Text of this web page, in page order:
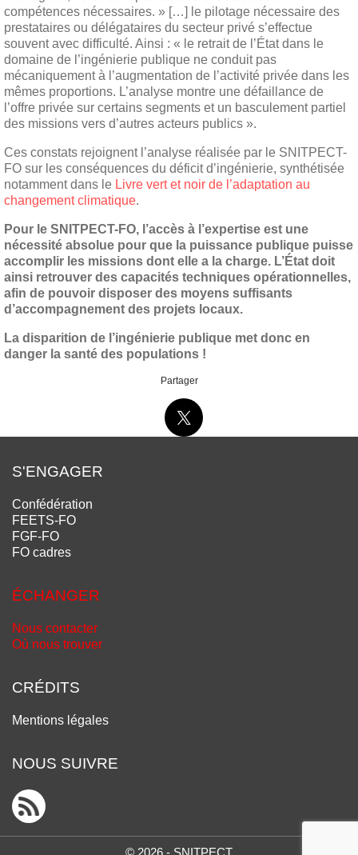
compétences nécessaires. » […] le pilotage nécessaire des
prestataires ou délégataires du secteur privé s’effectue
souvent avec difficulté. Ainsi : « le retrait de l’État dans le
domaine de l’ingénierie publique ne conduit pas
mécaniquement à l’augmentation de l’activité privée dans les
mêmes proportions. L’analyse montre une défaillance de
l’offre privée sur certains segments et un basculement partiel
des missions vers d’autres acteurs publics ».
Ces constats rejoignent l’analyse réalisée par le SNITPECT-
FO sur les conséquences du déficit d’ingénierie, synthétisée
notamment dans le Livre vert et noir de l’adaptation au
changement climatique.
Pour le SNITPECT-FO, l’accès à l’expertise est une
nécessité absolue pour que la puissance publique puisse
accomplir les missions dont elle a la charge. L’État doit
ainsi retrouver des capacités techniques opérationnelles,
afin de pouvoir disposer des moyens suffisants
d’accompagnement des projets locaux.
La disparition de l’ingénierie publique met donc en
danger la santé des populations !
Partager
S'ENGAGER
Confédération
FEETS-FO
FGF-FO
FO cadres
ÉCHANGER
Nous contacter
Où nous trouver
CRÉDITS
Mentions légales
NOUS SUIVRE
© 2026 - SNITPECT